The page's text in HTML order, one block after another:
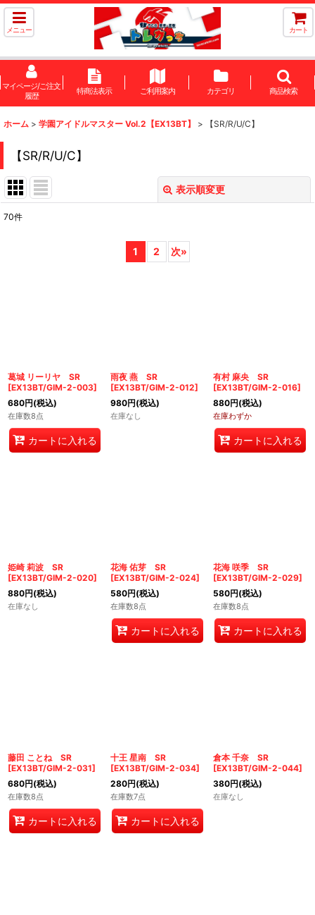
メニュー カート
マイページ/ご注文
履歴
特商法表示 ご利用案内 カテゴリ 商品検索
ホーム > 学園アイドルマスター Vol.2【EX13BT】 > 【SR/R/U/C】
【SR/R/U/C】
表示順変更
70件
1 2 次»
葛城 リーリヤ SR
[EX13BT/GIM-2-003]
680円(税込)
在庫数8点
カートに入れる
雨夜 燕 SR
[EX13BT/GIM-2-012]
980円(税込)
在庫なし
有村 麻央 SR
[EX13BT/GIM-2-016]
880円(税込)
在庫わずか
カートに入れる
姫崎 莉波 SR
[EX13BT/GIM-2-020]
880円(税込)
在庫なし
花海 佑芽 SR
[EX13BT/GIM-2-024]
580円(税込)
在庫数8点
カートに入れる
花海 咲季 SR
[EX13BT/GIM-2-029]
580円(税込)
在庫数8点
カートに入れる
藤田 ことね SR
[EX13BT/GIM-2-031]
680円(税込)
在庫数8点
カートに入れる
十王 星南 SR
[EX13BT/GIM-2-034]
280円(税込)
在庫数7点
カートに入れる
倉本 千奈 SR
[EX13BT/GIM-2-044]
380円(税込)
在庫なし